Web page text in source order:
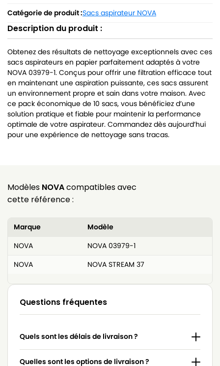
Catégorie de produit :Sacs aspirateur NOVA
Description du produit :
Obtenez des résultats de nettoyage exceptionnels avec ces
sacs aspirateurs en papier parfaitement adaptés à votre
NOVA 03979-1. Conçus pour offrir une filtration efficace tout
en maintenant une aspiration puissante, ces sacs assurent
un environnement propre et sain dans votre maison. Avec
ce pack économique de 10 sacs, vous bénéficiez d’une
solution pratique et fiable pour maintenir la performance
optimale de votre aspirateur. Commandez dès aujourd’hui
pour une expérience de nettoyage sans tracas.
Modèles NOVAcompatibles avec
cette référence :
Marque
Modèle
NOVA
NOVA 03979-1
NOVA
NOVA STREAM 37
Questions fréquentes
Quels sont les délais de livraison ?
Quelles sont les options de livraison ?